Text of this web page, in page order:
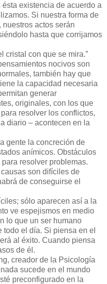
existencia de acuerdo a
Si nuestra forma de
actos serán
hasta que corrijamos
cristal con que se mira.”
nocivos son
también hay que
la capacidad necesaria
generar
originales, con los que
resolver los conflictos,
diario – acontecen en la
gente la concreción de
anímicos. Obstáculos
resolver problemas.
son difíciles de
de conseguirse el
sólo aparecen así a la
ve espejismos en medio
lo que un ser humano
todo el día. Si piensa en el
al éxito. Cuando piensa
de él.
creador de la Psicología
sucede en el mundo
preconfigurado en la